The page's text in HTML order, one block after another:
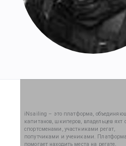
iNsailing – это платформа,
капитанов, шкиперов, владельцев яхт
спортсменами, участниками регат,
попутчиками и учениками. Платформа
помогает находить места на регате,